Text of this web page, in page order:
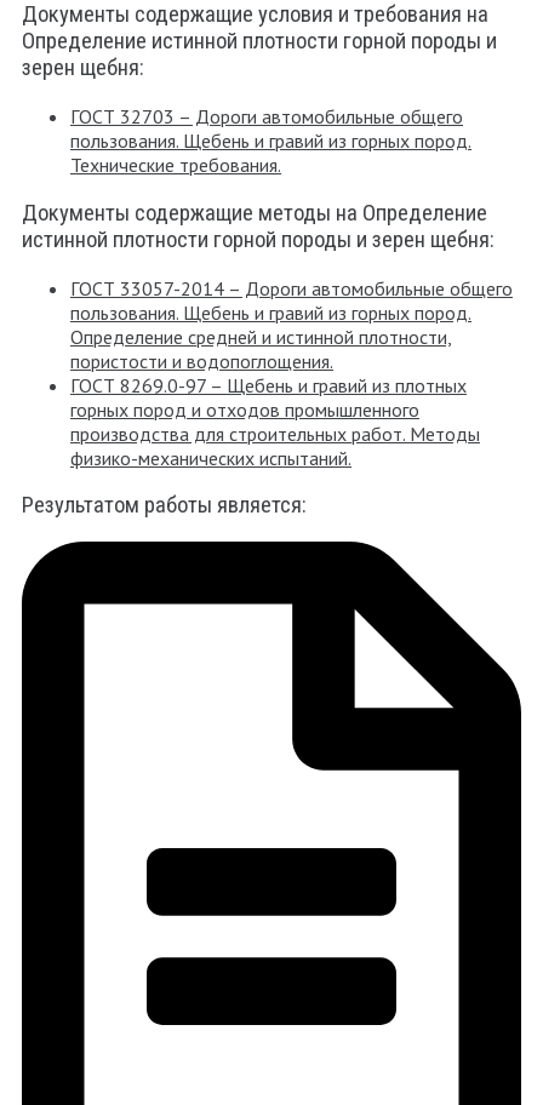
Документы содержащие условия и требования на
Определение истинной плотности горной породы и
зерен щебня:
ГОСТ 32703 – Дороги автомобильные общего
пользования. Щебень и гравий из горных пород.
Технические требования.
Документы содержащие методы на Определение
истинной плотности горной породы и зерен щебня:
ГОСТ 33057-2014 – Дороги автомобильные общего
пользования. Щебень и гравий из горных пород.
Определение средней и истинной плотности,
пористости и водопоглощения.
ГОСТ 8269.0-97 – Щебень и гравий из плотных
горных пород и отходов промышленного
производства для строительных работ. Методы
физико-механических испытаний.
Результатом работы является: